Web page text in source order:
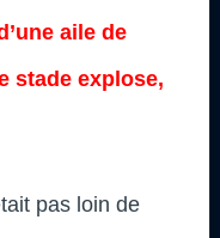
aile de
stade explose,
pas loin de